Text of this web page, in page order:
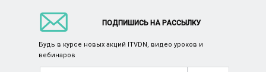
ПОДПИШИСЬ НА РАССЫЛКУ
Будь в курсе новых акций ITVDN, видео уроков и
вебинаров